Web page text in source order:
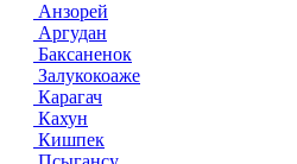
Анзорей
Аргудан
Баксаненок
Залукокоаже
Карагач
Кахун
Кишпек